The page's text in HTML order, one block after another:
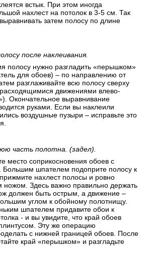
встык. При этом иногда
нахлест на потолок в 3-5 см. Так
затем полосу по длине
после наклеивания.
полосу нужно разгладить «перышком»
для обоев) – по направлению от
разглаживайте всю полосу сверху
движениями влево-
Окончательное выравнивание
руками. Если вы наклеили
воздушные пузыри – исправьте это
часть полотна. (задел).
место соприкосновения обоев с
Большим шпателем подоприте полосу к
нахлест полосы и ровно
ножом. Здесь важно правильно держать
должен быть острым, а движение –
углом к обойному полотнищу.
шпателем придавите обои к
- и вы увидите, что край обоев
Эту же операцию
с нижней границей обоев. После
край «перышком» и разгладьте